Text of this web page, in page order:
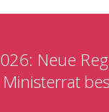
Neue